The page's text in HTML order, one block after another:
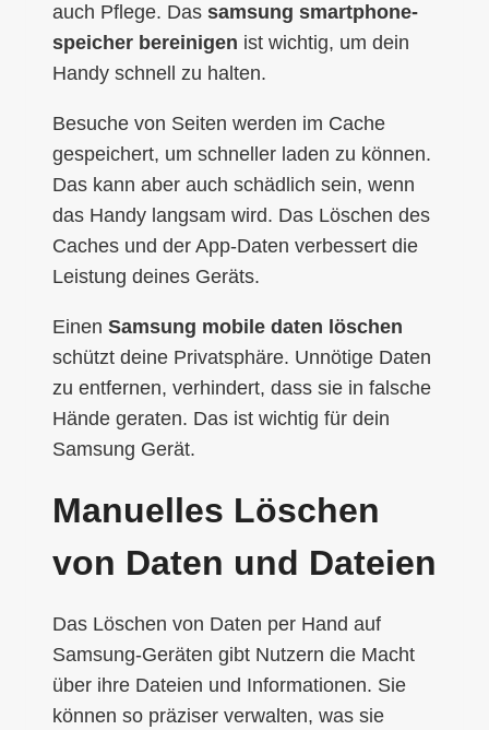
auch Pflege. Das samsung smartphone-
speicher bereinigen ist wichtig, um dein
Handy schnell zu halten.
Besuche von Seiten werden im Cache
gespeichert, um schneller laden zu können.
Das kann aber auch schädlich sein, wenn
das Handy langsam wird. Das Löschen des
Caches und der App-Daten verbessert die
Leistung deines Geräts.
Einen Samsung mobile daten löschen
schützt deine Privatsphäre. Unnötige Daten
zu entfernen, verhindert, dass sie in falsche
Hände geraten. Das ist wichtig für dein
Samsung Gerät.
Manuelles Löschen
von Daten und Dateien
Das Löschen von Daten per Hand auf
Samsung-Geräten gibt Nutzern die Macht
über ihre Dateien und Informationen. Sie
können so präziser verwalten, was sie